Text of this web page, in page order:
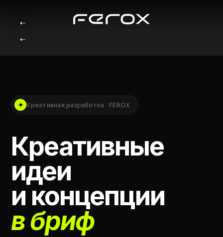
✦ Креативная разработка · FEROX
Креативные
идеи
и концепции
в бриф